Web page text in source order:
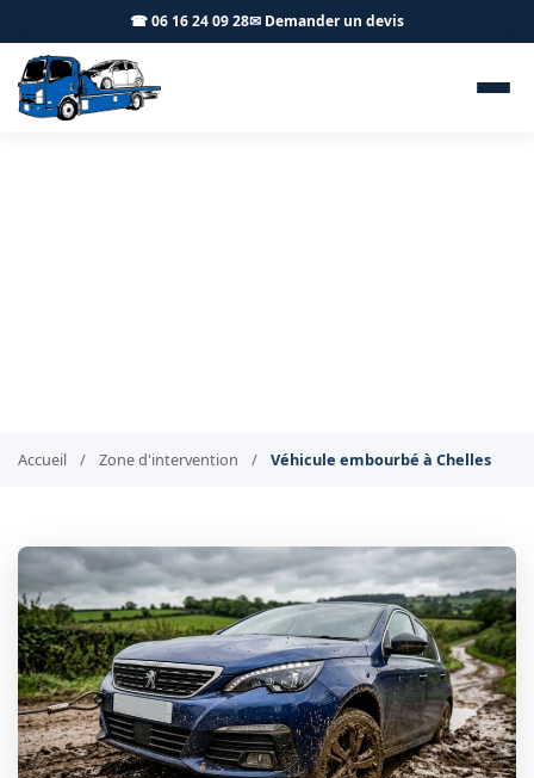
☎ 06 16 24 09 28✉ Demander un devis
Accueil / Zone d'intervention / Véhicule embourbé à Chelles